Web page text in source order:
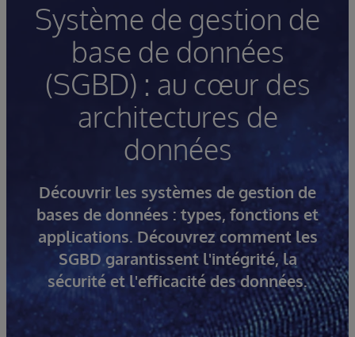
Système de gestion de
base de données
(SGBD) : au cœur des
architectures de
données
Découvrir les systèmes de gestion de
bases de données : types, fonctions et
applications. Découvrez comment les
SGBD garantissent l'intégrité, la
sécurité et l'efficacité des données.